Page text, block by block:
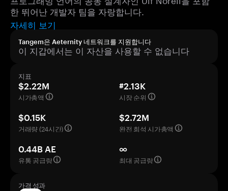
한 뛰어난 개발자 팀을 자랑합니다.
자세히 보기
Tangem은 Aeternity 네트워크를 지원합니다
이 지갑에서는 이 자산을 사용할 수 없습니다
지표
$2.22M
시가총액
#2.13K
시장 순위
$0.15K
거래량 (24시간)
$2.72M
완전 희석 시가총액
0.44B AE
유통 공급량
∞
최대 공급량
가격 성과